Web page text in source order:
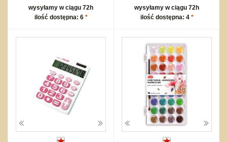
wysyłamy w ciągu 72h
ilość dostępna: 6 *
wysyłamy w ciągu 72h
ilość dostępna: 4 *